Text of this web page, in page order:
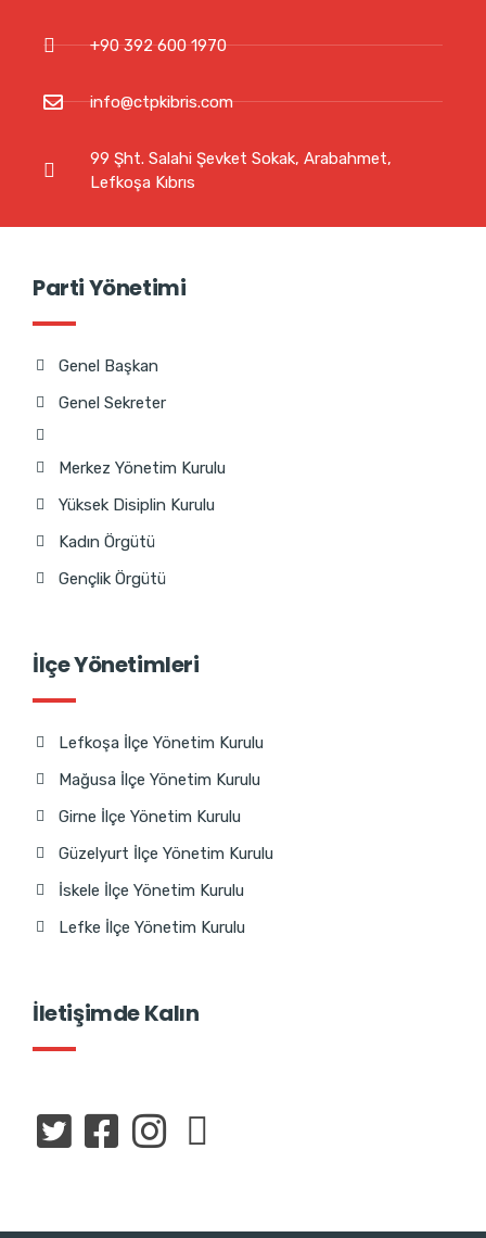
+90 392 600 1970
info@ctpkibris.com
99 Şht. Salahi Şevket Sokak, Arabahmet,
Lefkoşa Kıbrıs
Parti Yönetimi
Genel Başkan
Genel Sekreter
Merkez Yönetim Kurulu
Yüksek Disiplin Kurulu
Kadın Örgütü
Gençlik Örgütü
İlçe Yönetimleri
Lefkoşa İlçe Yönetim Kurulu
Mağusa İlçe Yönetim Kurulu
Girne İlçe Yönetim Kurulu
Güzelyurt İlçe Yönetim Kurulu
İskele İlçe Yönetim Kurulu
Lefke İlçe Yönetim Kurulu
İletişimde Kalın